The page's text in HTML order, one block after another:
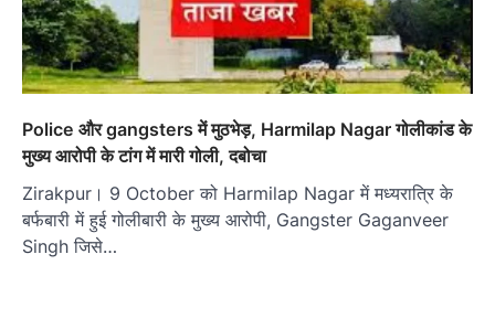
Police और gangsters में मुठभेड़, Harmilap Nagar गोलीकांड के
मुख्य आरोपी के टांग में मारी गोली, दबोचा
Zirakpur। 9 October को Harmilap Nagar में मध्यरात्रि के
बर्फबारी में हुई गोलीबारी के मुख्य आरोपी, Gangster Gaganveer
Singh जिसे…